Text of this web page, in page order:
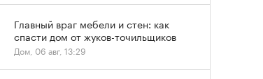
Главный враг мебели и стен: как
спасти дом от жуков-точильщиков
Дом, 06 авг, 13:29